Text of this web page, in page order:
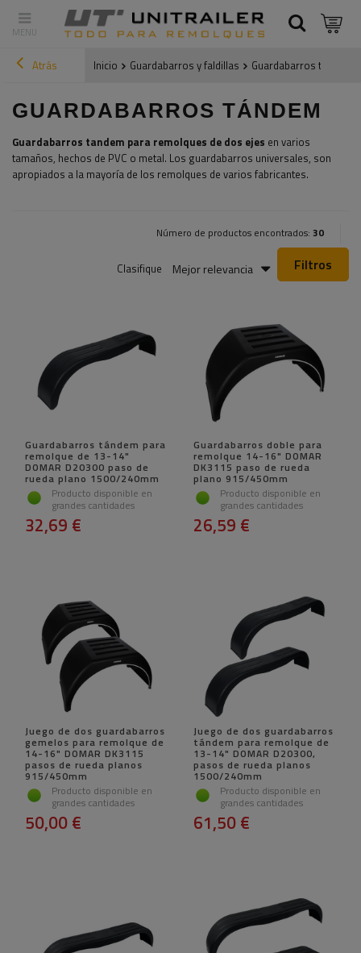
Atrás Inicio Guardabarros y faldillas Guardabarros tándem
GUARDABARROS TÁNDEM
Guardabarros tandem para remolques de dos ejes en varios
tamaños, hechos de PVC o metal. Los guardabarros universales, son
apropiados a la mayoría de los remolques de varios fabricantes.
Número de productos encontrados: 30
Clasifique Mejor relevancia Filtros
Guardabarros tándem para
remolque de 13-14"
DOMAR D20300 paso de
rueda plano 1500/240mm
Producto disponible en
grandes cantidades
32,69 €
Guardabarros doble para
remolque 14-16" DOMAR
DK3115 paso de rueda
plano 915/450mm
Producto disponible en
grandes cantidades
26,59 €
Juego de dos guardabarros
gemelos para remolque de
14-16" DOMAR DK3115
pasos de rueda planos
915/450mm
Producto disponible en
grandes cantidades
50,00 €
Juego de dos guardabarros
tándem para remolque de
13-14" DOMAR D20300,
pasos de rueda planos
1500/240mm
Producto disponible en
grandes cantidades
61,50 €